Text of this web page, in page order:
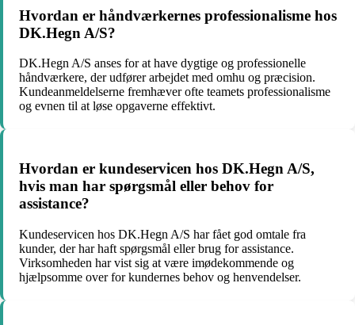
Hvordan er håndværkernes professionalisme hos
DK.Hegn A/S?
DK.Hegn A/S anses for at have dygtige og professionelle
håndværkere, der udfører arbejdet med omhu og præcision.
Kundeanmeldelserne fremhæver ofte teamets professionalisme
og evnen til at løse opgaverne effektivt.
Hvordan er kundeservicen hos DK.Hegn A/S,
hvis man har spørgsmål eller behov for
assistance?
Kundeservicen hos DK.Hegn A/S har fået god omtale fra
kunder, der har haft spørgsmål eller brug for assistance.
Virksomheden har vist sig at være imødekommende og
hjælpsomme over for kundernes behov og henvendelser.